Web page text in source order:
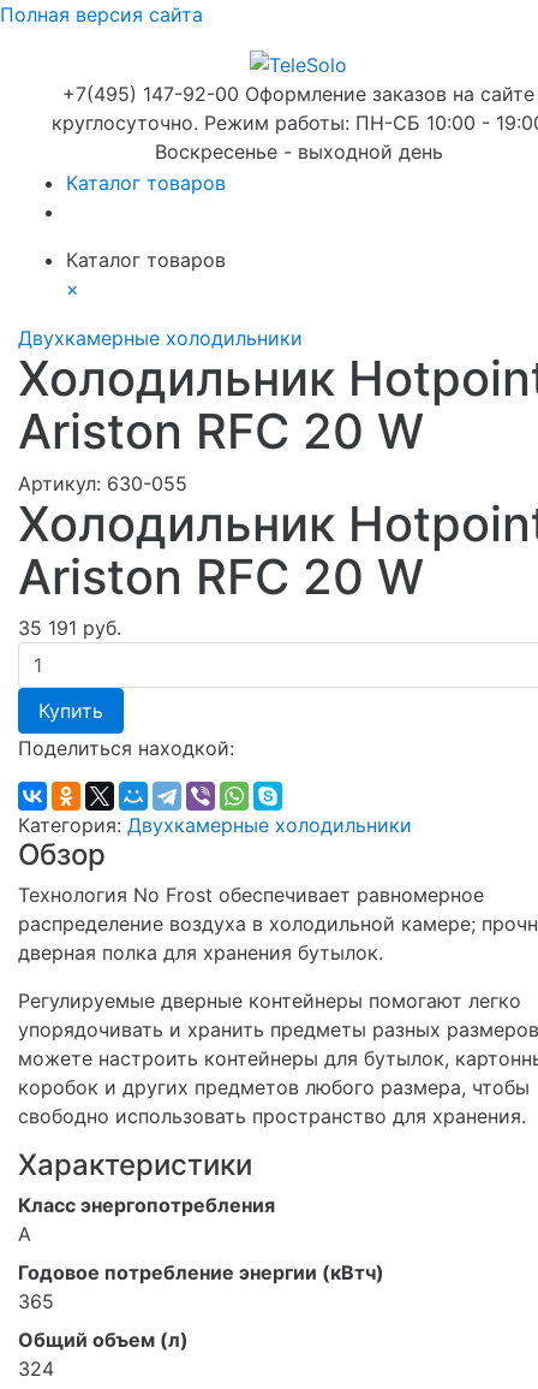
Полная версия сайта
+7(495) 147-92-00 Оформление заказов на сайте
круглосуточно. Режим работы: ПН-СБ 10:00 -
Воскресенье - выходной день
Каталог товаров
Каталог товаров
×
Двухкамерные холодильники
Холодильник
Ariston RFC 20 W
Артикул: 630-055
Холодильник
Ariston RFC 20 W
35 191 руб.
Купить
Поделиться находкой:
Категория: Двухкамерные холодильники
Обзор
Технология No Frost обеспечивает равномерное
распределение воздуха в холодильной камере;
дверная полка для хранения бутылок.
Регулируемые дверные контейнеры помогают легко
упорядочивать и хранить предметы разных
можете настроить контейнеры для бутылок,
коробок и других предметов любого размера, чтобы
свободно использовать пространство для хранения.
Характеристики
Класс энергопотребления
A
Годовое потребление энергии (кВтч)
365
Общий объем (л)
324